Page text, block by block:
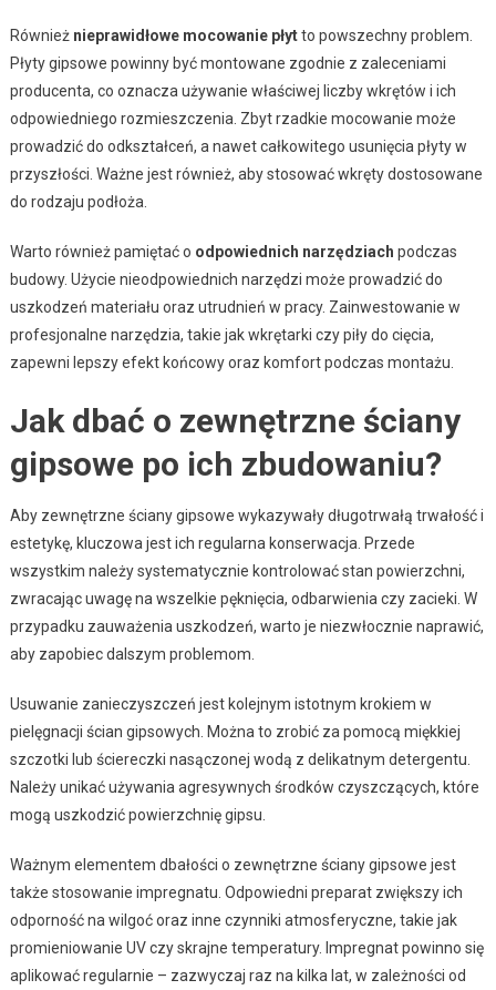
Również nieprawidłowe mocowanie płytto powszechny problem.
Płyty gipsowe powinny być montowane zgodnie z zaleceniami
producenta, co oznacza używanie właściwej liczby wkrętów i ich
odpowiedniego rozmieszczenia. Zbyt rzadkie mocowanie może
prowadzić do odkształceń, a nawet całkowitego usunięcia płyty w
przyszłości. Ważne jest również, aby stosować wkręty dostosowane
do rodzaju podłoża.
Warto również pamiętać o odpowiednich narzędziach podczas
budowy. Użycie nieodpowiednich narzędzi może prowadzić do
uszkodzeń materiału oraz utrudnień w pracy. Zainwestowanie w
profesjonalne narzędzia, takie jak wkrętarki czy piły do cięcia,
zapewni lepszy efekt końcowy oraz komfort podczas montażu.
Jak dbać o zewnętrzne ściany
gipsowe po ich zbudowaniu?
Aby zewnętrzne ściany gipsowe wykazywały długotrwałą trwałość i
estetykę, kluczowa jest ich regularna konserwacja. Przede
wszystkim należy systematycznie kontrolować stan powierzchni,
zwracając uwagę na wszelkie pęknięcia, odbarwienia czy zacieki. W
przypadku zauważenia uszkodzeń, warto je niezwłocznie naprawić,
aby zapobiec dalszym problemom.
Usuwanie zanieczyszczeń jest kolejnym istotnym krokiem w
pielęgnacji ścian gipsowych. Można to zrobić za pomocą miękkiej
szczotki lub ściereczki nasączonej wodą z delikatnym detergentu.
Należy unikać używania agresywnych środków czyszczących, które
mogą uszkodzić powierzchnię gipsu.
Ważnym elementem dbałości o zewnętrzne ściany gipsowe jest
także stosowanie impregnatu. Odpowiedni preparat zwiększy ich
odporność na wilgoć oraz inne czynniki atmosferyczne, takie jak
promieniowanie UV czy skrajne temperatury. Impregnat powinno się
aplikować regularnie – zazwyczaj raz na kilka lat, w zależności od